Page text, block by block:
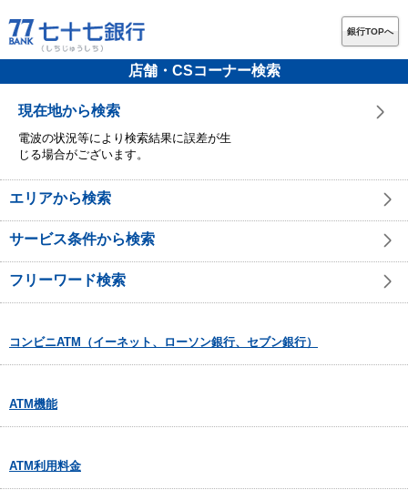
銀行TOPへ
店舗・CSコーナー検索
現在地から検索
電波の状況等により検索結果に誤差が生
じる場合がございます。
エリアから検索
サービス条件から検索
フリーワード検索
コンビニATM（イーネット、ローソン銀行、セブン銀行）
ATM機能
ATM利用料金